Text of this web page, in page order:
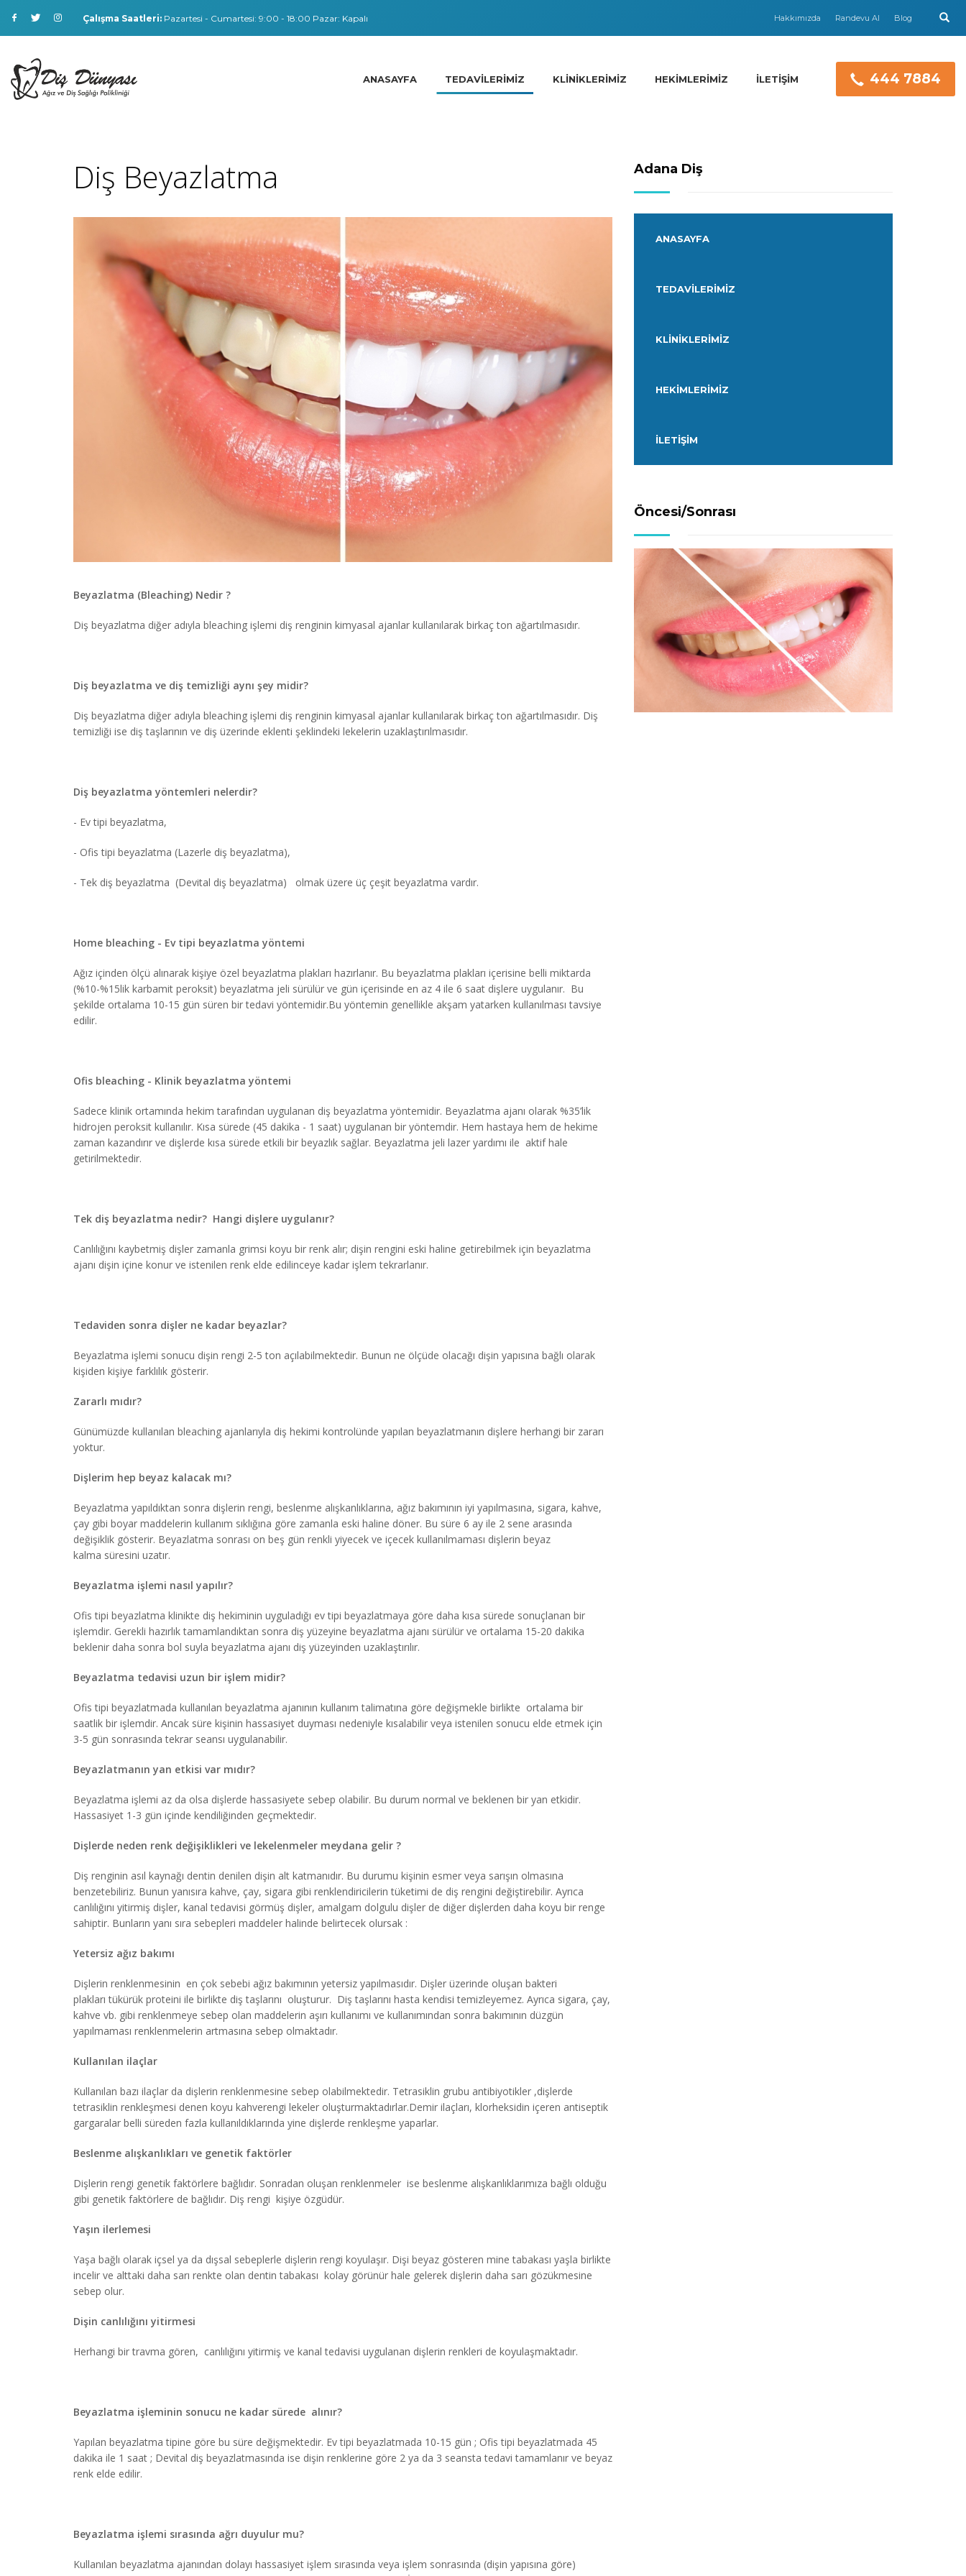
Çalışma Saatleri: Pazartesi - Cumartesi: 9:00 - 18:00 Pazar: Kapalı Hakkımızda Randevu Al Blog
ANASAYFA TEDAVILERIMIZ KLINIKLERIMIZ HEKIMLERIMIZ İLETIŞIM 444 7884
Diş Beyazlatma
Beyazlatma (Bleaching) Nedir ?
Diş beyazlatma diğer adıyla bleaching işlemi diş renginin kimyasal ajanlar kullanılarak birkaç ton ağartılmasıdır.
Diş beyazlatma ve diş temizliği aynı şey midir?
Diş beyazlatma diğer adıyla bleaching işlemi diş renginin kimyasal ajanlar kullanılarak birkaç ton ağartılmasıdır. Diş
temizliği ise diş taşlarının ve diş üzerinde eklenti şeklindeki lekelerin uzaklaştırılmasıdır.
Diş beyazlatma yöntemleri nelerdir?
- Ev tipi beyazlatma,
- Ofis tipi beyazlatma (Lazerle diş beyazlatma),
- Tek diş beyazlatma (Devital diş beyazlatma) olmak üzere üç çeşit beyazlatma vardır.
Home bleaching - Ev tipi beyazlatma yöntemi
Ağız içinden ölçü alınarak kişiye özel beyazlatma plakları hazırlanır. Bu beyazlatma plakları içerisine belli miktarda
(%10-%15lik karbamit peroksit) beyazlatma jeli sürülür ve gün içerisinde en az 4 ile 6 saat dişlere uygulanır. Bu
şekilde ortalama 10-15 gün süren bir tedavi yöntemidir.Bu yöntemin genellikle akşam yatarken kullanılması tavsiye
edilir.
Ofis bleaching - Klinik beyazlatma yöntemi
Sadece klinik ortamında hekim tarafından uygulanan diş beyazlatma yöntemidir. Beyazlatma ajanı olarak %35’lik
hidrojen peroksit kullanılır. Kısa sürede (45 dakika - 1 saat) uygulanan bir yöntemdir. Hem hastaya hem de hekime
zaman kazandırır ve dişlerde kısa sürede etkili bir beyazlık sağlar. Beyazlatma jeli lazer yardımı ile aktif hale
getirilmektedir.
Tek diş beyazlatma nedir? Hangi dişlere uygulanır?
Canlılığını kaybetmiş dişler zamanla grimsi koyu bir renk alır; dişin rengini eski haline getirebilmek için beyazlatma
ajanı dişin içine konur ve istenilen renk elde edilinceye kadar işlem tekrarlanır.
Tedaviden sonra dişler ne kadar beyazlar?
Beyazlatma işlemi sonucu dişin rengi 2-5 ton açılabilmektedir. Bunun ne ölçüde olacağı dişin yapısına bağlı olarak
kişiden kişiye farklılık gösterir.
Zararlı mıdır?
Günümüzde kullanılan bleaching ajanlarıyla diş hekimi kontrolünde yapılan beyazlatmanın dişlere herhangi bir zararı
yoktur.
Dişlerim hep beyaz kalacak mı?
Beyazlatma yapıldıktan sonra dişlerin rengi, beslenme alışkanlıklarına, ağız bakımının iyi yapılmasına, sigara, kahve,
çay gibi boyar maddelerin kullanım sıklığına göre zamanla eski haline döner. Bu süre 6 ay ile 2 sene arasında
değişiklik gösterir. Beyazlatma sonrası on beş gün renkli yiyecek ve içecek kullanılmaması dişlerin beyaz
kalma süresini uzatır.
Beyazlatma işlemi nasıl yapılır?
Ofis tipi beyazlatma klinikte diş hekiminin uyguladığı ev tipi beyazlatmaya göre daha kısa sürede sonuçlanan bir
işlemdir. Gerekli hazırlık tamamlandıktan sonra diş yüzeyine beyazlatma ajanı sürülür ve ortalama 15-20 dakika
beklenir daha sonra bol suyla beyazlatma ajanı diş yüzeyinden uzaklaştırılır.
Beyazlatma tedavisi uzun bir işlem midir?
Ofis tipi beyazlatmada kullanılan beyazlatma ajanının kullanım talimatına göre değişmekle birlikte ortalama bir
saatlik bir işlemdir. Ancak süre kişinin hassasiyet duyması nedeniyle kısalabilir veya istenilen sonucu elde etmek için
3-5 gün sonrasında tekrar seansı uygulanabilir.
Beyazlatmanın yan etkisi var mıdır?
Beyazlatma işlemi az da olsa dişlerde hassasiyete sebep olabilir. Bu durum normal ve beklenen bir yan etkidir.
Hassasiyet 1-3 gün içinde kendiliğinden geçmektedir.
Dişlerde neden renk değişiklikleri ve lekelenmeler meydana gelir ?
Diş renginin asıl kaynağı dentin denilen dişin alt katmanıdır. Bu durumu kişinin esmer veya sarışın olmasına
benzetebiliriz. Bunun yanısıra kahve, çay, sigara gibi renklendiricilerin tüketimi de diş rengini değiştirebilir. Ayrıca
canlılığını yitirmiş dişler, kanal tedavisi görmüş dişler, amalgam dolgulu dişler de diğer dişlerden daha koyu bir renge
sahiptir. Bunların yanı sıra sebepleri maddeler halinde belirtecek olursak :
Yetersiz ağız bakımı
Dişlerin renklenmesinin en çok sebebi ağız bakımının yetersiz yapılmasıdır. Dişler üzerinde oluşan bakteri
plakları tükürük proteini ile birlikte diş taşlarını oluşturur. Diş taşlarını hasta kendisi temizleyemez. Ayrıca sigara, çay,
kahve vb. gibi renklenmeye sebep olan maddelerin aşırı kullanımı ve kullanımından sonra bakımının düzgün
yapılmaması renklenmelerin artmasına sebep olmaktadır.
Kullanılan ilaçlar
Kullanılan bazı ilaçlar da dişlerin renklenmesine sebep olabilmektedir. Tetrasiklin grubu antibiyotikler ,dişlerde
tetrasiklin renkleşmesi denen koyu kahverengi lekeler oluşturmaktadırlar.Demir ilaçları, klorheksidin içeren antiseptik
gargaralar belli süreden fazla kullanıldıklarında yine dişlerde renkleşme yaparlar.
Beslenme alışkanlıkları ve genetik faktörler
Dişlerin rengi genetik faktörlere bağlıdır. Sonradan oluşan renklenmeler ise beslenme alışkanlıklarımıza bağlı olduğu
gibi genetik faktörlere de bağlıdır. Diş rengi kişiye özgüdür.
Yaşın ilerlemesi
Yaşa bağlı olarak içsel ya da dışsal sebeplerle dişlerin rengi koyulaşır. Dişi beyaz gösteren mine tabakası yaşla birlikte
incelir ve alttaki daha sarı renkte olan dentin tabakası kolay görünür hale gelerek dişlerin daha sarı gözükmesine
sebep olur.
Dişin canlılığını yitirmesi
Herhangi bir travma gören, canlılığını yitirmiş ve kanal tedavisi uygulanan dişlerin renkleri de koyulaşmaktadır.
Beyazlatma işleminin sonucu ne kadar sürede alınır?
Yapılan beyazlatma tipine göre bu süre değişmektedir. Ev tipi beyazlatmada 10-15 gün ; Ofis tipi beyazlatmada 45
dakika ile 1 saat ; Devital diş beyazlatmasında ise dişin renklerine göre 2 ya da 3 seansta tedavi tamamlanır ve beyaz
renk elde edilir.
Beyazlatma işlemi sırasında ağrı duyulur mu?
Kullanılan beyazlatma ajanından dolayı hassasiyet işlem sırasında veya işlem sonrasında (dişin yapısına göre)
Adana Diş
ANASAYFA
TEDAVILERIMIZ
KLINIKLERIMIZ
HEKIMLERIMIZ
İLETIŞIM
Öncesi/Sonrası